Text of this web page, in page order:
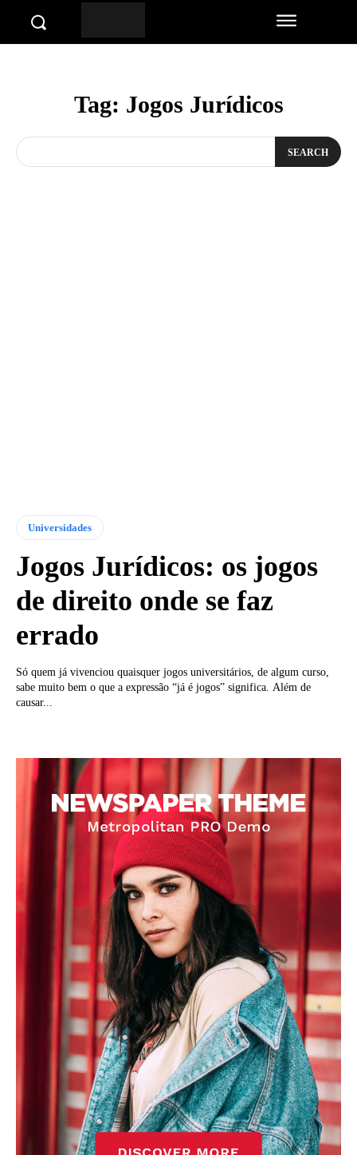
Tag: Jogos Jurídicos
SEARCH
Universidades
Jogos Jurídicos: os jogos
de direito onde se faz
errado
Só quem já vivenciou quaisquer jogos universitários, de algum curso,
sabe muito bem o que a expressão “já é jogos” significa. Além de
causar...